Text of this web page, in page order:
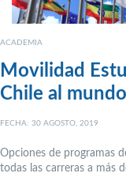
ACADEMIA
Movilidad
Chile al mundo
FECHA: 30 AGOSTO, 2019
Opciones de programas
todas las carreras a más